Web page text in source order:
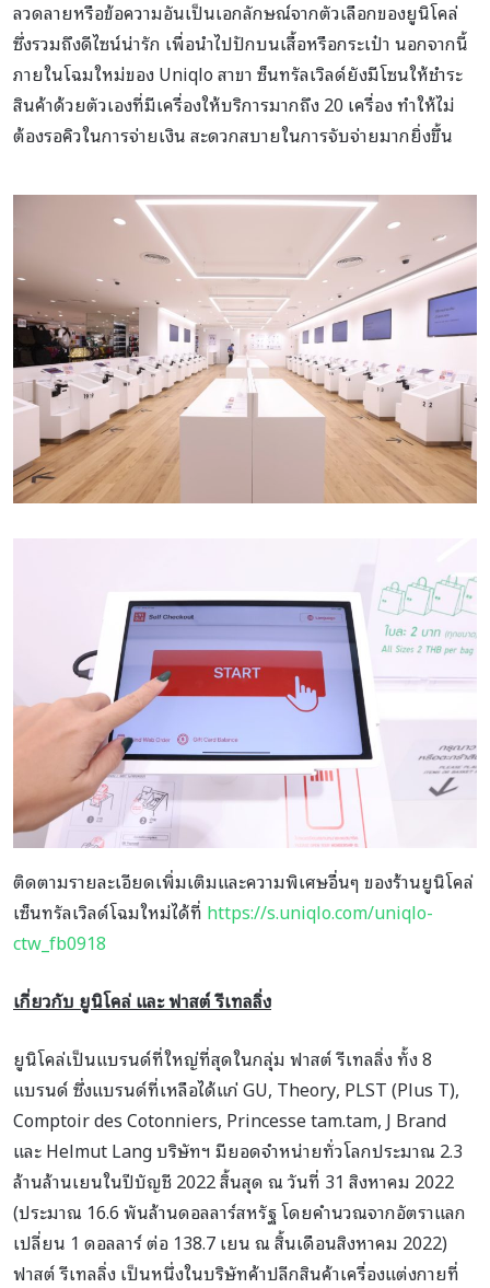
ลวดลายหรือข้อความอันเป็นเอกลักษณ์จากตัวเลือกของยูนิโคล่
ซึ่งรวมถึงดีไซน์น่ารัก เพื่อนำไปปักบนเสื้อหรือกระเป๋า นอกจากนี้
ภายในโฉมใหม่ของ Uniqlo สาขา ซ็นทรัลเวิลด์ยังมีโซนให้ชำระ
สินค้าด้วยตัวเองที่มีเครื่องให้บริการมากถึง 20 เครื่อง ทำให้ไม่
ต้องรอคิวในการจ่ายเงิน สะดวกสบายในการจับจ่ายมากยิ่งขึ้น
ติดตามรายละเอียดเพิ่มเติมและความพิเศษอื่นๆ ของร้านยูนิโคล่
เซ็นทรัลเวิลด์โฉมใหม่ได้ที่ https://s.uniqlo.com/uniqlo-
ctw_fb0918
เกี่ยวกับ ยูนิโคล่ และ ฟาสต์ รีเทลลิ่ง
ยูนิโคล่เป็นแบรนด์ที่ใหญ่ที่สุดในกลุ่ม ฟาสต์ รีเทลลิ่ง ทั้ง 8
แบรนด์ ซึ่งแบรนด์ที่เหลือได้แก่ GU, Theory, PLST (Plus T),
Comptoir des Cotonniers, Princesse tam.tam, J Brand
และ Helmut Lang บริษัทฯ มียอดจำหน่ายทั่วโลกประมาณ 2.3
ล้านล้านเยนในปีบัญชี 2022 สิ้นสุด ณ วันที่ 31 สิงหาคม 2022
(ประมาณ 16.6 พันล้านดอลลาร์สหรัฐ โดยคำนวณจากอัตราแลก
เปลี่ยน 1 ดอลลาร์ ต่อ 138.7 เยน ณ สิ้นเดือนสิงหาคม 2022)
ฟาสต์ รีเทลลิ่ง เป็นหนึ่งในบริษัทค้าปลีกสินค้าเครื่องแต่งกายที่